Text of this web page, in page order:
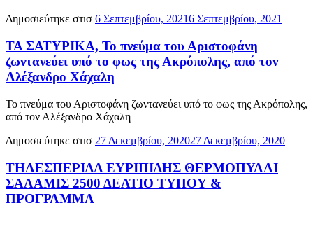
Δημοσιεύτηκε στισ 6 Σεπτεμβρίου, 20216 Σεπτεμβρίου, 2021
ΤΑ ΣΑΤΥΡΙΚΑ, Το πνεύμα του Αριστοφάνη
ζωντανεύει υπό το φως της Ακρόπολης, από τον
Αλέξανδρο Χάχαλη
Το πνεύμα του Αριστοφάνη ζωντανεύει υπό το φως της Ακρόπολης,
από τον Αλέξανδρο Χάχαλη
Δημοσιεύτηκε στισ 27 Δεκεμβρίου, 202027 Δεκεμβρίου, 2020
ΤΗΛΕΣΠΕΡΙΔΑ ΕΥΡΙΠΙΔΗΣ ΘΕΡΜΟΠΥΛΑΙ
ΣΑΛΑΜΙΣ 2500 ΔΕΛΤΙΟ ΤΥΠΟΥ &
ΠΡΟΓΡΑΜΜΑ